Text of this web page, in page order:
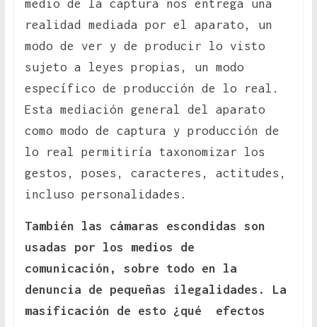
medio de la captura nos entrega una
realidad mediada por el aparato, un
modo de ver y de producir lo visto
sujeto a leyes propias, un modo
específico de producción de lo real.
Esta mediación general del aparato
como modo de captura y producción de
lo real permitiría taxonomizar los
gestos, poses, caracteres, actitudes,
incluso personalidades.
También las cámaras escondidas son
usadas por los medios de
comunicación, sobre todo en la
denuncia de pequeñas ilegalidades. La
masificación de esto ¿qué efectos